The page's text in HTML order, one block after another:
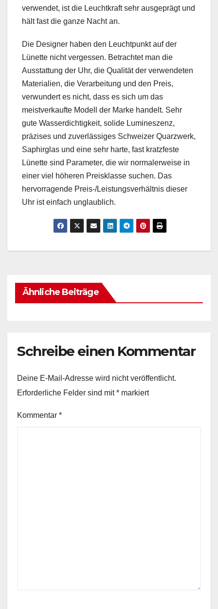
verwendet, ist die Leuchtkraft sehr ausgeprägt und
hält fast die ganze Nacht an.
Die Designer haben den Leuchtpunkt auf der
Lünette nicht vergessen. Betrachtet man die
Ausstattung der Uhr, die Qualität der verwendeten
Materialien, die Verarbeitung und den Preis,
verwundert es nicht, dass es sich um das
meistverkaufte Modell der Marke handelt. Sehr
gute Wasserdichtigkeit, solide Lumineszenz,
präzises und zuverlässiges Schweizer Quarzwerk,
Saphirglas und eine sehr harte, fast kratzfeste
Lünette sind Parameter, die wir normalerweise in
einer viel höheren Preisklasse suchen. Das
hervorragende Preis-/Leistungsverhältnis dieser
Uhr ist einfach unglaublich.
Ähnliche Beiträge
Schreibe einen Kommentar
Deine E-Mail-Adresse wird nicht veröffentlicht.
Erforderliche Felder sind mit* markiert
Kommentar *